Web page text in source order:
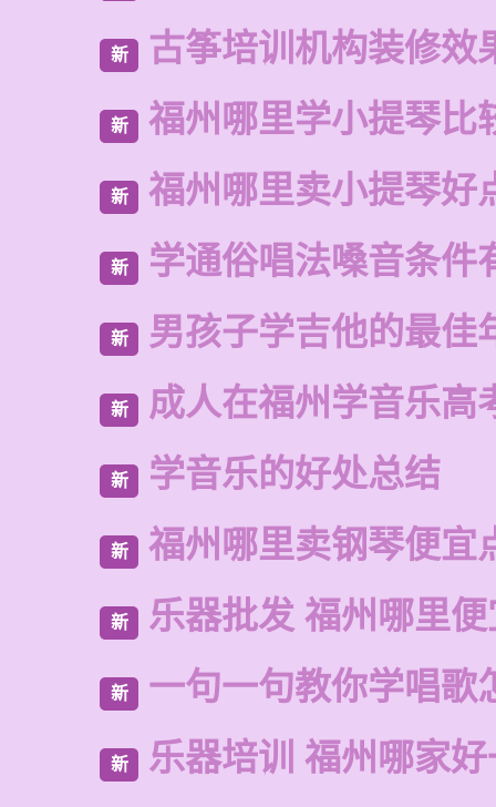
新 古筝培训机构装修效
新 福州哪里学小提琴比
新 福州哪里卖小提琴好
新 学通俗唱法嗓音条件
新 男孩子学吉他的最佳
新 成人在福州学音乐高
新 学音乐的好处总结
新 福州哪里卖钢琴便宜
新 乐器批发 福州哪里
新 一句一句教你学唱歌
新 乐器培训 福州哪家